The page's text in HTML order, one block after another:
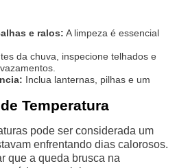
e ralos: A limpeza é essencial
da chuva, inspecione telhados e
Inclua lanternas, pilhas e um
Temperatura
pode ser considerada um
enfrentando dias calorosos.
que a queda brusca na